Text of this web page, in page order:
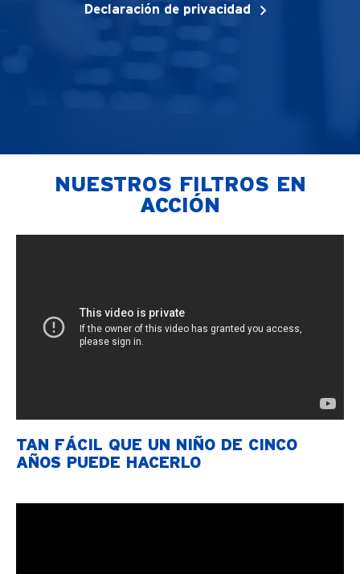
Declaración de privacidad
NUESTROS FILTROS EN
ACCIÓN
TAN FÁCIL QUE UN NIÑO DE CINCO
AÑOS PUEDE HACERLO